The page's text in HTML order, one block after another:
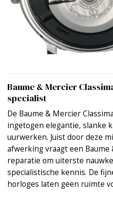
Baume & Mercier
specialist
De Baume & Mercier
ingetogen elegantie, slanke
uurwerken. Juist door deze
afwerking vraagt een Baume
reparatie om uiterste
specialistische kennis. De
horloges laten geen ruimte